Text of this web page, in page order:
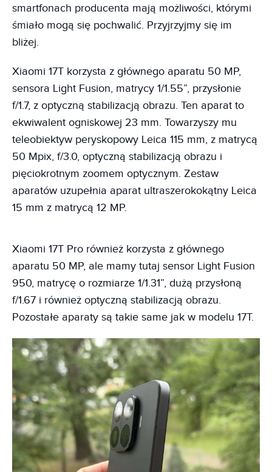
smartfonach producenta mają możliwości, którymi
śmiało mogą się pochwalić. Przyjrzyjmy się im
bliżej.
Xiaomi 17T korzysta z głównego aparatu 50 MP,
sensora Light Fusion, matrycy 1/1.55”, przysłonie
f/1.7, z optyczną stabilizacją obrazu. Ten aparat to
ekwiwalent ogniskowej 23 mm. Towarzyszy mu
teleobiektyw peryskopowy Leica 115 mm, z matrycą
50 Mpix, f/3.0, optyczną stabilizacją obrazu i
pięciokrotnym zoomem optycznym. Zestaw
aparatów uzupełnia aparat ultraszerokokątny Leica
15 mm z matrycą 12 MP.
Xiaomi 17T Pro również korzysta z głównego
aparatu 50 MP, ale mamy tutaj sensor Light Fusion
950, matrycę o rozmiarze 1/1.31”, dużą przysłoną
f/1.67 i również optyczną stabilizacją obrazu.
Pozostałe aparaty są takie same jak w modelu 17T.